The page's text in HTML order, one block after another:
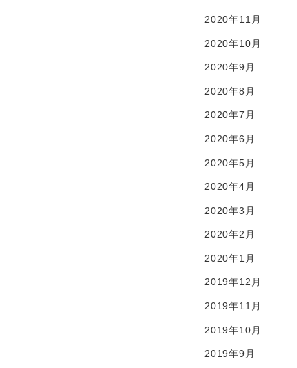
2020年11月
2020年10月
2020年9月
2020年8月
2020年7月
2020年6月
2020年5月
2020年4月
2020年3月
2020年2月
2020年1月
2019年12月
2019年11月
2019年10月
2019年9月